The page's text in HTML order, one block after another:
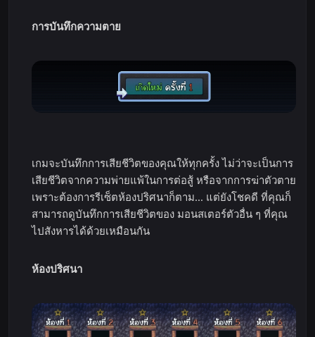
การบันทึกความตาย
เกมจะบันทึกการเสียชีวิตของคุณให้ทุกครั้ง ไม่ว่าจะเป็นการ
เสียชีวิตจากความพ่ายแพ้ในการต่อสู้ หรือจากการฆ่าตัวตาย
เพราะต้องการรีเซ็ตห้องปริศนาก็ตาม... แต่ยังโชคดี ที่คุณก็
สามารถดูบันทึกการเสียชีวิตของ มอนสเตอร์ตัวอื่น ๆ ที่คุณ
ไปสังหารได้ด้วยเหมือนกัน
ห้องปริศนา